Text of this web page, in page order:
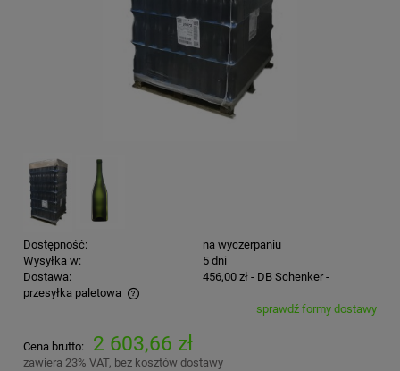
Dostępność:
na wyczerpaniu
Wysyłka w:
5 dni
Dostawa:
456,00 zł - DB Schenker -
przesyłka paletowa
Cena nie zawiera ewentualnych kosztów płatnościsprawdź formy dostawy
Cena brutto: 2 603,66 zł
zawiera 23% VAT, bez kosztów dostawy